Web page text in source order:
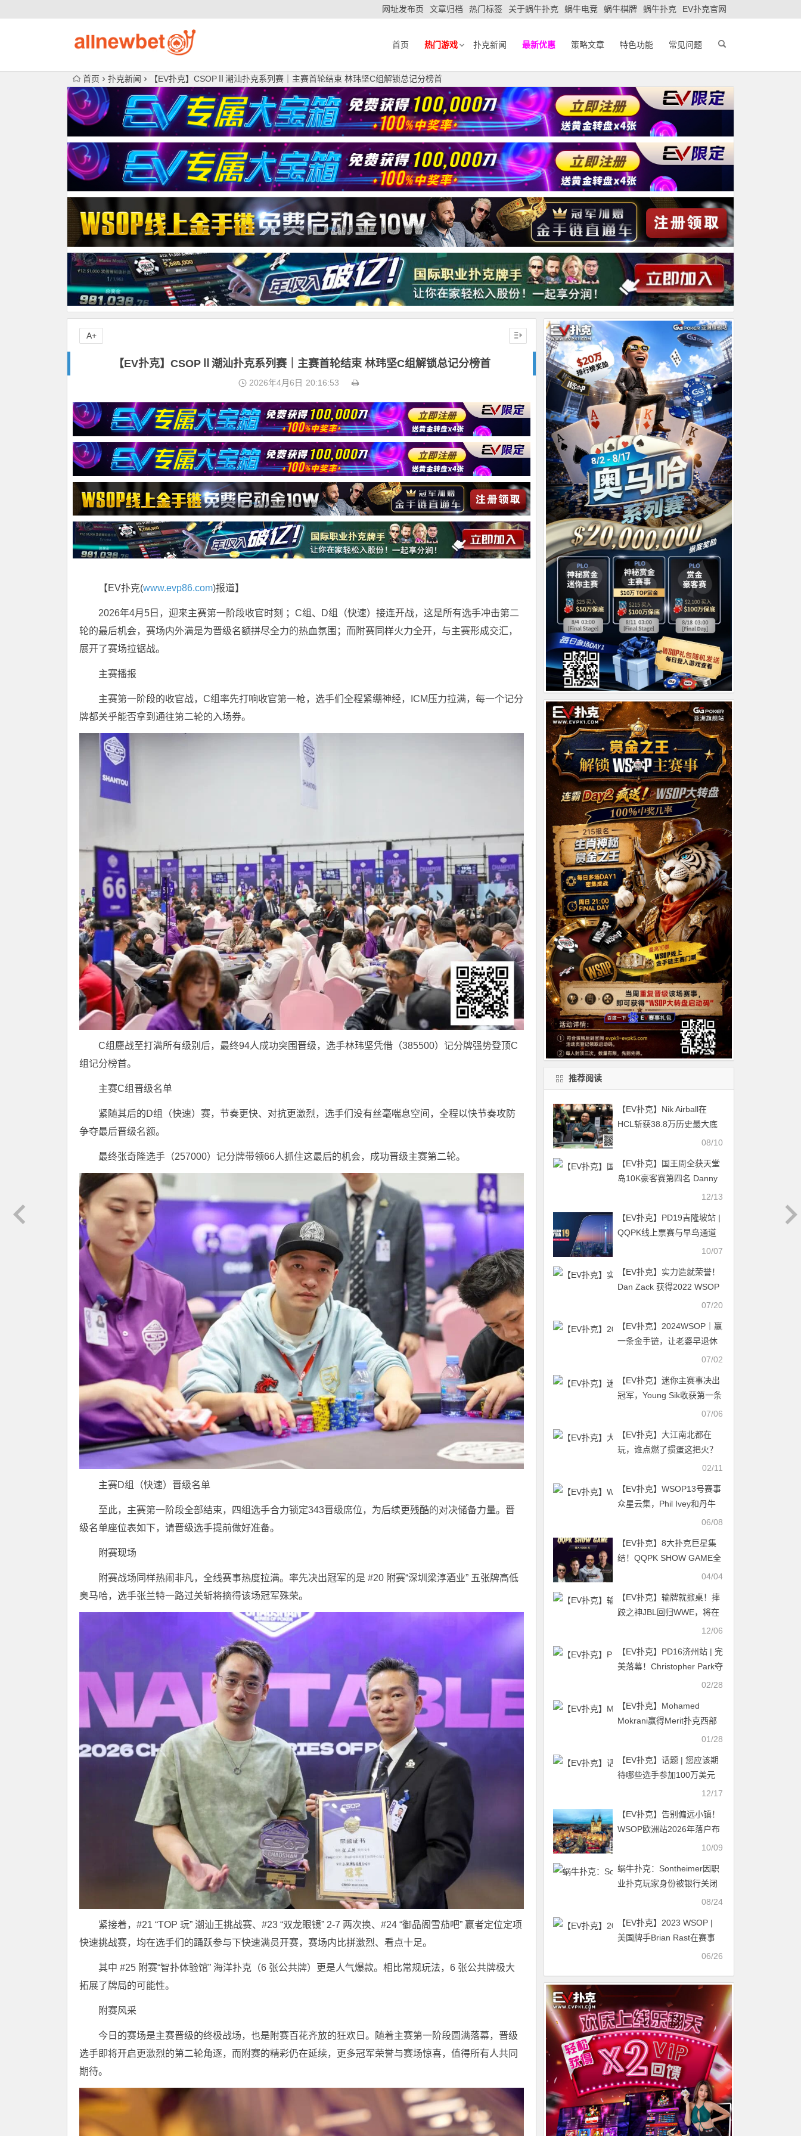
网址发布页 文章归档 热门标签 关于蜗牛扑克 蜗牛电竞 蜗牛棋牌 蜗牛扑克 EV扑克官网
首页 热门游戏 扑克新闻 最新优惠 策略文章 特色功能 常见问题
首页 扑克新闻 【EV扑克】CSOPⅡ潮汕扑克系列赛｜主赛首轮结束 林玮坚C组解锁总记分榜首
【EV扑克】CSOPⅡ潮汕扑克系列赛｜主赛首轮结束 林玮坚C组解锁总记分榜首
2026年4月6日 20:16:53
【EV扑克(www.evp86.com)报道】
2026年4月5日，迎来主赛第一阶段收官时刻 ；C组、D组（快速）接连开战，这是所有选手冲击第二
轮的最后机会，赛场内外满是为晋级名额拼尽全力的热血氛围；而附赛同样火力全开，与主赛形成交汇，
展开了赛场拉锯战。
主赛播报
主赛第一阶段的收官战，C组率先打响收官第一枪，选手们全程紧绷神经，ICM压力拉满，每一个记分
牌都关乎能否拿到通往第二轮的入场券。
C组鏖战至打满所有级别后，最终94人成功突围晋级，选手林玮坚凭借（385500）记分牌强势登顶C
组记分榜首。
主赛C组晋级名单
紧随其后的D组（快速）赛，节奏更快、对抗更激烈，选手们没有丝毫喘息空间，全程以快节奏攻防
争夺最后晋级名额。
最终张奇隆选手（257000）记分牌带领66人抓住这最后的机会，成功晋级主赛第二轮。
主赛D组（快速）晋级名单
至此，主赛第一阶段全部结束，四组选手合力锁定343晋级席位，为后续更残酷的对决储备力量。晋
级名单座位表如下，请晋级选手提前做好准备。
附赛现场
附赛战场同样热闹非凡，全线赛事热度拉满。率先决出冠军的是 #20 附赛“深圳梁淳酒业” 五张牌高低
奥马哈，选手张兰特一路过关斩将摘得该场冠军殊荣。
紧接着，#21 “TOP 玩” 潮汕王挑战赛、#23 “双龙眼镜” 2-7 两次换、#24 “御品阁雪茄吧” 赢者定位定项
快速挑战赛，均在选手们的踊跃参与下快速满员开赛，赛场内比拼激烈、看点十足。
其中 #25 附赛“智扑体验馆” 海洋扑克（6 张公共牌）更是人气爆款。相比常规玩法，6 张公共牌极大
拓展了牌局的可能性。
附赛风采
今日的赛场是主赛晋级的终极战场，也是附赛百花齐放的狂欢日。随着主赛第一阶段圆满落幕，晋级
选手即将开启更激烈的第二轮角逐，而附赛的精彩仍在延续，更多冠军荣誉与赛场惊喜，值得所有人共同
期待。
A+
推荐阅读
【EV扑克】Nik Airball在
HCL斩获38.8万历史最大底
池，登顶电视扑克盈利榜前
08/10
【EV扑克】国王周全获天堂
岛10K豪客赛第四名 Danny
12/13
【EV扑克】PD19吉隆坡站 |
QQPK线上票赛与早鸟通道
开启，现场超EV福利等你来
10/07
【EV扑克】实力造就荣誉！
Dan Zack 获得2022 WSOP
07/20
【EV扑克】2024WSOP｜赢
一条金手链，让老婆早退休
07/02
【EV扑克】迷你主赛事决出
冠军，Young Sik收获第一条
金手链，斩获奖励59万07/06
【EV扑克】大江南北都在
玩，谁点燃了掼蛋这把火？
02/11
【EV扑克】WSOP13号赛事
众星云集，Phil Ivey和丹牛
携手晋级！中国选手领衔12
06/08
【EV扑克】8大扑克巨星集
结！QQPK SHOW GAME全
球开播，巅峰对决一触即发
04/04
【EV扑克】输牌就掀桌！摔
跤之神JBL回归WWE，将在
12/06
【EV扑克】PD16济州站 | 完
美落幕！Christopher Park夺
得$20,000超级明星挑战赛
02/28
【EV扑克】Mohamed
Mokrani赢得Merit扑克西部
01/28
【EV扑克】话题 | 您应该期
待哪些选手参加100万美元
12/17
【EV扑克】告别偏远小镇！
WSOP欧洲站2026年落户布
拉格市中心，玩家体验将全
10/09
蜗牛扑克：Sontheimer因职
业扑克玩家身份被银行关闭
08/24
【EV扑克】2023 WSOP |
美国牌手Brian Rast在赛事
43击败99名参赛者 摘得第六
06/26